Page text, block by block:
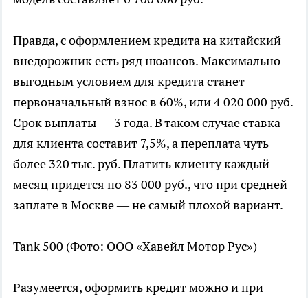
Правда, с оформлением кредита на китайский
внедорожник есть ряд нюансов. Максимально
выгодным условием для кредита станет
первоначальный взнос в 60%, или 4 020 000 руб.
Срок выплаты — 3 года. В таком случае ставка
для клиента составит 7,5%, а переплата чуть
более 320 тыс. руб. Платить клиенту каждый
месяц придется по 83 000 руб., что при средней
заплате в Москве — не самый плохой вариант.
Tank 500 (Фото: ООО «Хавейл Мотор Рус»)
Разумеется, оформить кредит можно и при